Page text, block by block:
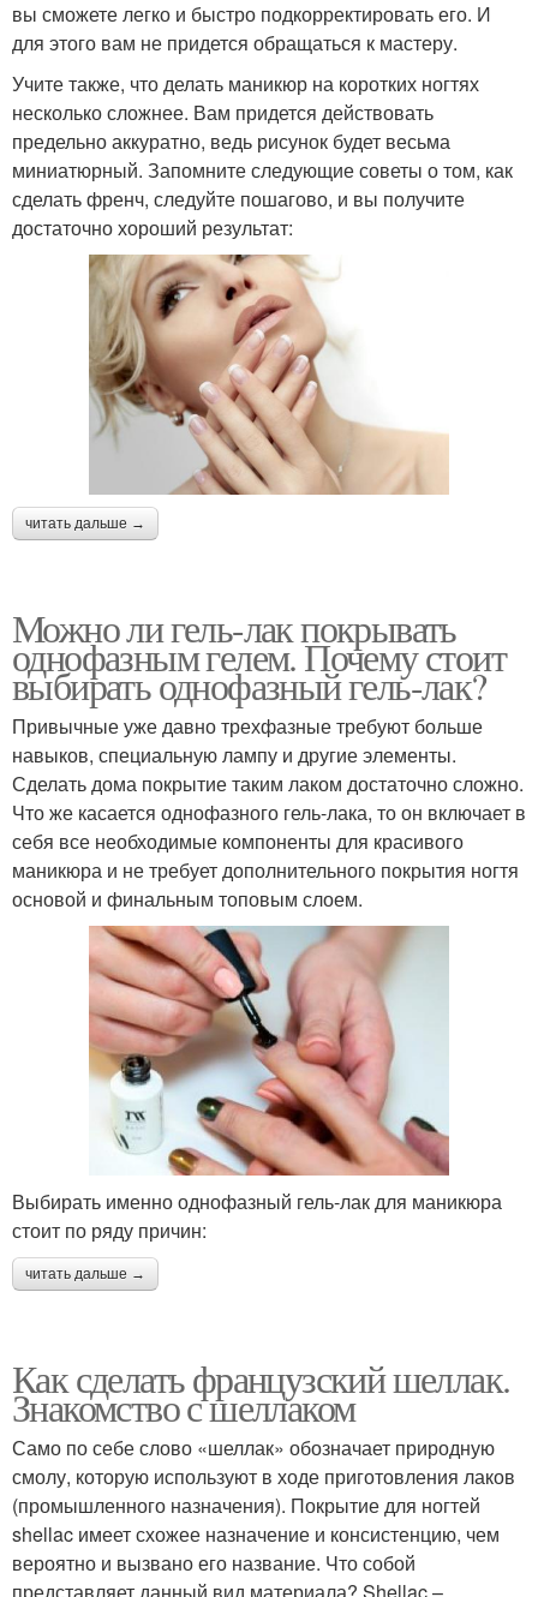
вы сможете легко и быстро подкорректировать его. И
для этого вам не придется обращаться к мастеру.
Учите также, что делать маникюр на коротких ногтях
несколько сложнее. Вам придется действовать
предельно аккуратно, ведь рисунок будет весьма
миниатюрный. Запомните следующие советы о том, как
сделать френч, следуйте пошагово, и вы получите
достаточно хороший результат:
читать дальше →
Можно ли гель-лак покрывать
однофазным гелем. Почему стоит
выбирать однофазный гель-лак?
Привычные уже давно трехфазные требуют больше
навыков, специальную лампу и другие элементы.
Сделать дома покрытие таким лаком достаточно сложно.
Что же касается однофазного гель-лака, то он включает в
себя все необходимые компоненты для красивого
маникюра и не требует дополнительного покрытия ногтя
основой и финальным топовым слоем.
Выбирать именно однофазный гель-лак для маникюра
стоит по ряду причин:
читать дальше →
Как сделать французский шеллак.
Знакомство с шеллаком
Само по себе слово «шеллак» обозначает природную
смолу, которую используют в ходе приготовления лаков
(промышленного назначения). Покрытие для ногтей
shellac имеет схожее назначение и консистенцию, чем
вероятно и вызвано его название. Что собой